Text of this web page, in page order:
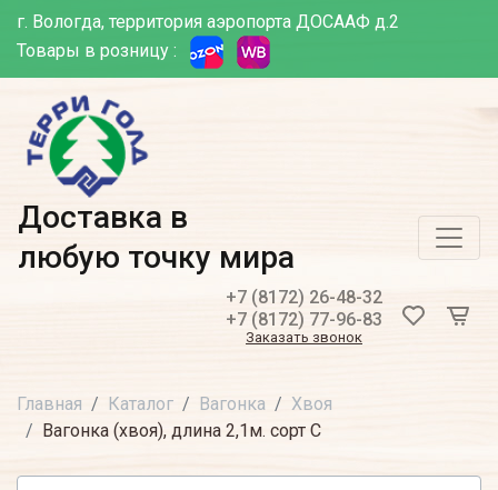
г. Вологда, территория аэропорта ДОСААФ д.2
Товары в розницу :
Доставка в
любую точку мира
+7 (8172) 26-48-32
+7 (8172) 77-96-83
Заказать звонок
Главная Каталог Вагонка
Хвоя
Вагонка (хвоя), длина 2,1м. сорт С